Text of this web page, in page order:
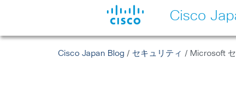
Cisco
Cisco Japan Blog / セキュリティ / Microsoft